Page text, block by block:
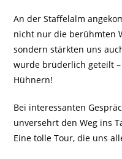
An der Staffelalm
nicht nur die berühmten
sondern stärkten uns
wurde brüderlich geteilt
Hühnern!
Bei interessanten
unversehrt den Weg ins
Eine tolle Tour, die uns